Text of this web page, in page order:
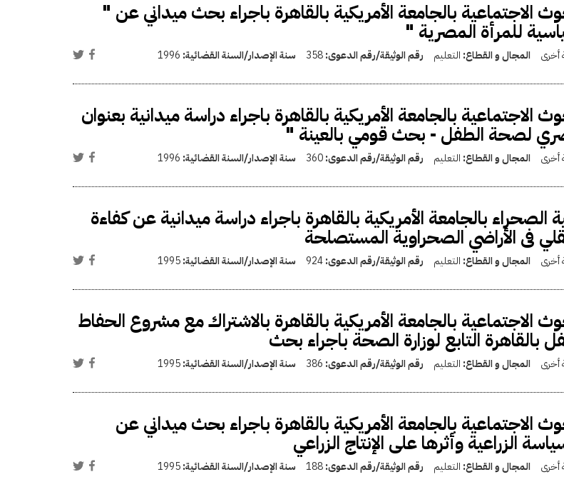
الاجتماعية بالجامعة الأمريكية بالقاهرة باجراء بحث ميداني عن "
للمرأة المصرية "
أخرى المجال و القطاع: التعليم رقم الوثيقة/رقم الدعوى:358 سنة الإصدار/السنة القضائية: 1996
الاجتماعية بالجامعة الأمريكية بالقاهرة باجراء دراسة ميدانية بعنوان
لصحة الطفل - بحث قومي بالعينة "
أخرى المجال و القطاع: التعليم رقم الوثيقة/رقم الدعوى:360 سنة الإصدار/السنة القضائية: 1996
الصحراء بالجامعة الأمريكية بالقاهرة باجراء دراسة ميدانية عن كفاءة
فى الأراضي الصحراوية المستصلحة
أخرى المجال و القطاع: التعليم رقم الوثيقة/رقم الدعوى:924 سنة الإصدار/السنة القضائية:1995
الاجتماعية بالجامعة الأمريكية بالقاهرة بالاشتراك مع مشروع الحفاط
بالقاهرة التابع لوزارة الصحة باجراء بحث
أخرى المجال و القطاع: التعليم رقم الوثيقة/رقم الدعوى: 386 سنة الإصدار/السنة القضائية:1995
الاجتماعية بالجامعة الأمريكية بالقاهرة باجراء بحث ميداني عن
الزراعية وأثرها على الإنتاج الزراعي
أخرى المجال و القطاع: التعليم رقم الوثيقة/رقم الدعوى:188 سنة الإصدار/السنة القضائية:1995